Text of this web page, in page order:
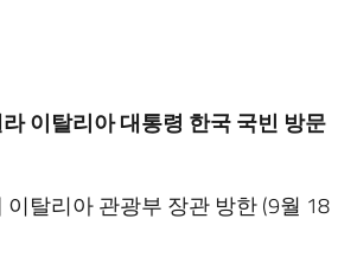
이탈리아 대통령 한국 국빈 방문
탈리아 관광부 장관 방한 (9월 18